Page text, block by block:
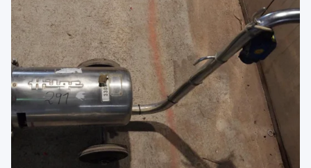
&
Pumpen
Verkaufen
Blog